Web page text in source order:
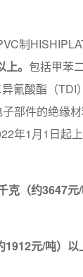
制
。 包括甲苯
氰酸酯（TDI
部件的绝缘
年1月1日起
克（约3647元/
元/吨）以